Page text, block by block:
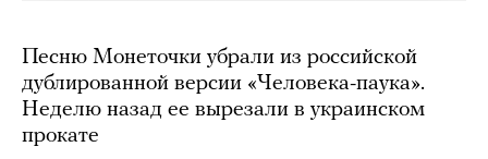
Песню Монеточки убрали из российской
дублированной версии «Человека-паука».
Неделю назад ее вырезали в украинском
прокате